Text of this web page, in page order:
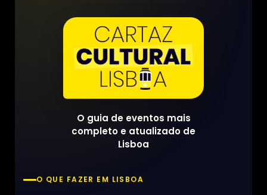
O guia de eventos mais
completo e atualizado de
Lisboa
O QUE FAZER EM LISBOA